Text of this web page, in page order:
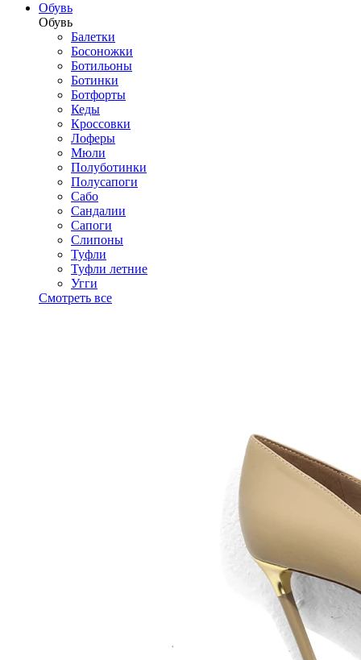
Обувь
Обувь
Балетки
Босоножки
Ботильоны
Ботинки
Ботфорты
Кеды
Кроссовки
Лоферы
Мюли
Полуботинки
Полусапоги
Сабо
Сандалии
Сапоги
Слипоны
Туфли
Туфли летние
Угги
Смотреть все